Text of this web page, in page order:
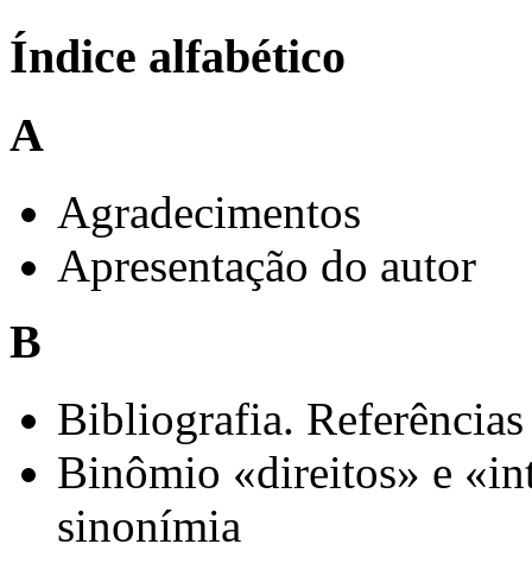
Índice alfabético
A
Agradecimentos
Apresentação do autor
B
Bibliografia.
Binômio «direitos» e
sinonímia